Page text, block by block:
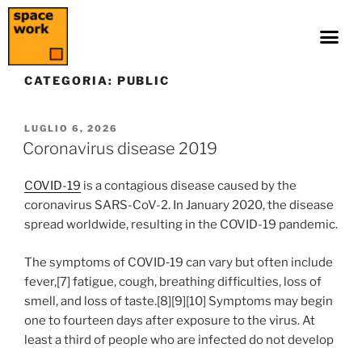
CATEGORIA: PUBLIC
LUGLIO 6, 2026
Coronavirus disease 2019
COVID-19 is a contagious disease caused by the
coronavirus SARS-CoV-2. In January 2020, the disease
spread worldwide, resulting in the COVID-19 pandemic.
The symptoms of COVID‑19 can vary but often include
fever,[7] fatigue, cough, breathing difficulties, loss of
smell, and loss of taste.[8][9][10] Symptoms may begin
one to fourteen days after exposure to the virus. At
least a third of people who are infected do not develop